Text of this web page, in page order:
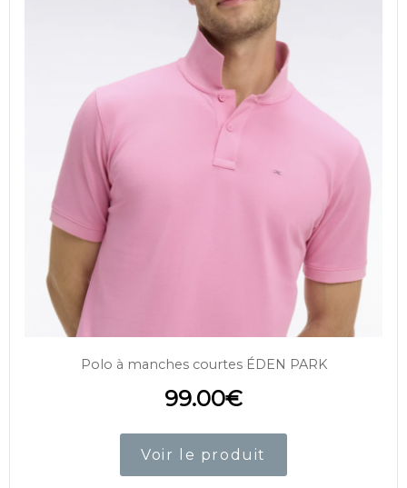
Polo à manches courtes ÉDEN PARK
99.00€
Voir le produit